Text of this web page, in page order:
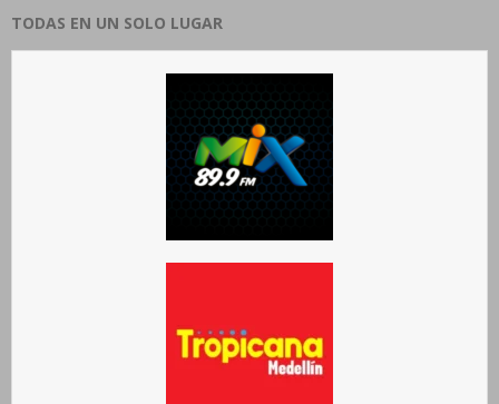
TODAS EN UN SOLO LUGAR